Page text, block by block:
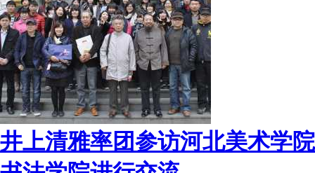
井上清雅率团参访河北美术学院